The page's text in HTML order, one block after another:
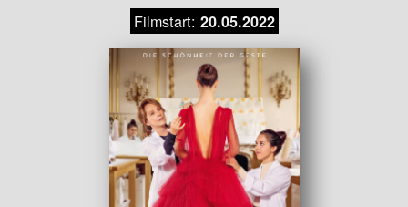
Filmstart: 20.05.2022